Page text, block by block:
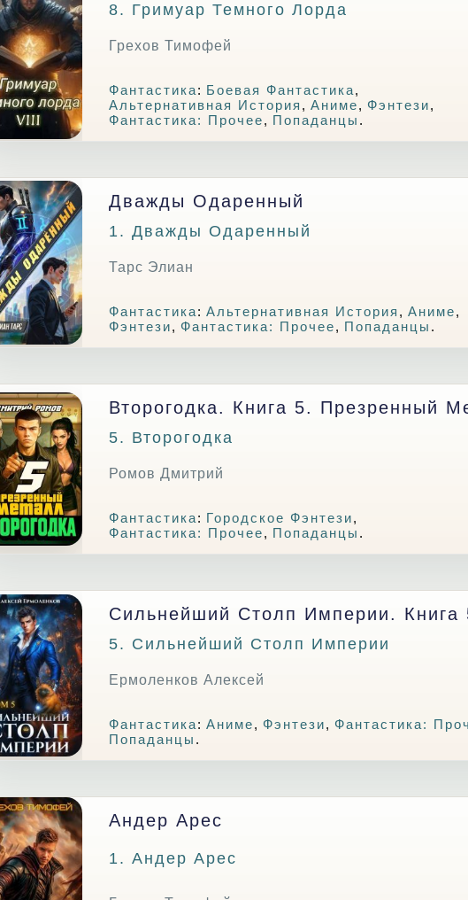
8. Гримуар Темного Лорда
Грехов Тимофей
Фантастика: Боевая Фантастика,
Альтернативная История , Аниме, Фэнтези,
Фантастика: Прочее, Попаданцы .
Дважды Одаренный
1. Дважды Одаренный
Тарс Элиан
Фантастика: Альтернативная История , Аниме,
Фэнтези, Фантастика: Прочее, Попаданцы .
Второгодка. Книга 5. Презренный
5. Второгодка
Ромов Дмитрий
Фантастика: Городское Фэнтези,
Фантастика: Прочее, Попаданцы .
Сильнейший Столп Империи. Книга
5. Сильнейший Столп Империи
Ермоленков Алексей
Фантастика: Аниме, Фэнтези, Фантастика:
Попаданцы .
Андер Арес
1. Андер Арес